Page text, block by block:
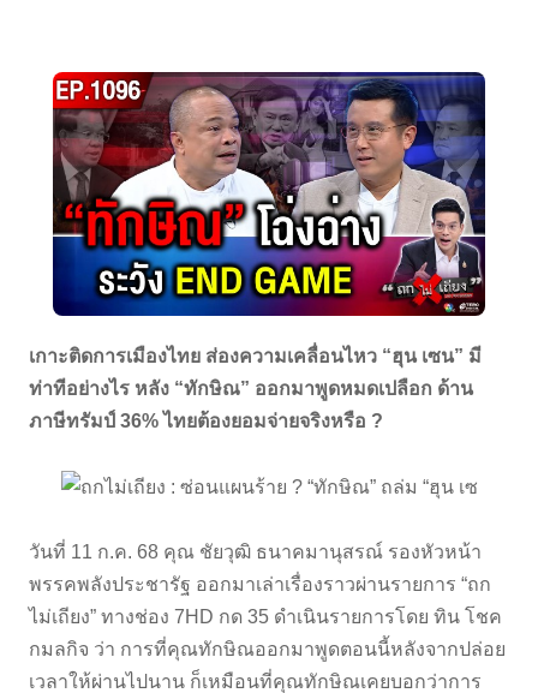
เกาะติดการเมืองไทย ส่องความเคลื่อนไหว “ฮุน เซน” มี
ท่าทีอย่างไร หลัง “ทักษิณ” ออกมาพูดหมดเปลือก ด้าน
ภาษีทรัมป์ 36% ไทยต้องยอมจ่ายจริงหรือ ?
วันที่ 11 ก.ค. 68 คุณ ชัยวุฒิ ธนาคมานุสรณ์ รองหัวหน้า
พรรคพลังประชารัฐ ออกมาเล่าเรื่องราวผ่านรายการ “ถก
ไม่เถียง” ทางช่อง 7HD กด 35 ดำเนินรายการโดย ทิน โชค
กมลกิจ ว่า การที่คุณทักษิณออกมาพูดตอนนี้หลังจากปล่อย
เวลาให้ผ่านไปนาน ก็เหมือนที่คุณทักษิณเคยบอกว่าการ